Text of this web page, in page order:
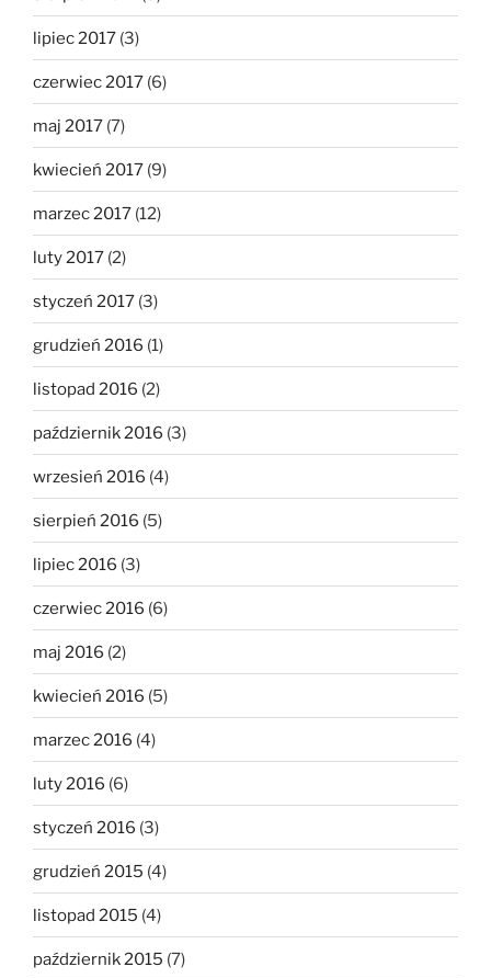
lipiec 2017 (3)
czerwiec 2017 (6)
maj 2017 (7)
kwiecień 2017 (9)
marzec 2017 (12)
luty 2017 (2)
styczeń 2017 (3)
grudzień 2016 (1)
listopad 2016 (2)
październik 2016 (3)
wrzesień 2016 (4)
sierpień 2016 (5)
lipiec 2016 (3)
czerwiec 2016 (6)
maj 2016 (2)
kwiecień 2016 (5)
marzec 2016 (4)
luty 2016 (6)
styczeń 2016 (3)
grudzień 2015 (4)
listopad 2015 (4)
październik 2015 (7)